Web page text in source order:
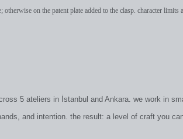
on the patent plate added to the clasp. character limits
5 ateliers in İstanbul and Ankara. we work in
and intention. the result: a level of craft you